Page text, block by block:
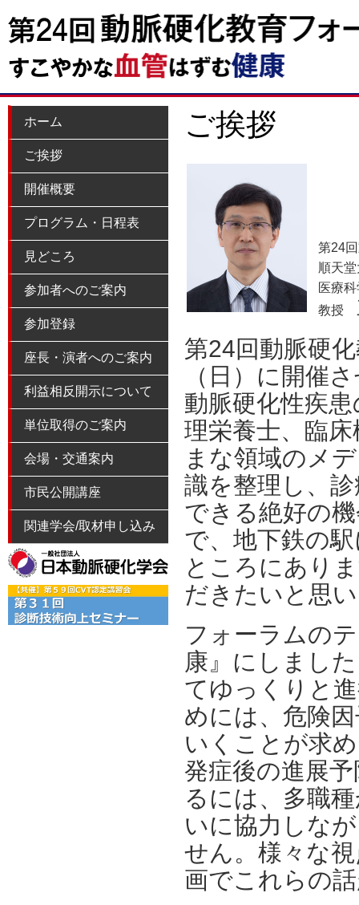
ご挨拶
第24
順天
医療
教授
第24回動脈硬
（日）に開催
動脈硬化性疾
理栄養士、臨
まな領域のメ
識を整理し、
できる絶好の
で、地下鉄の
ところにあり
だきたいと思
フォーラムの
康』にしまし
てゆっくりと
めには、危険
いくことが求
発症後の進展
るには、多職
いに協力しな
せん。様々な
画でこれらの
ホーム
ご挨拶
開催概要
プログラム・日程表
見どころ
参加者へのご案内
参加登録
座長・演者へのご案内
利益相反開示について
単位取得のご案内
会場・交通案内
市民公開講座
関連学会/取材申し込み